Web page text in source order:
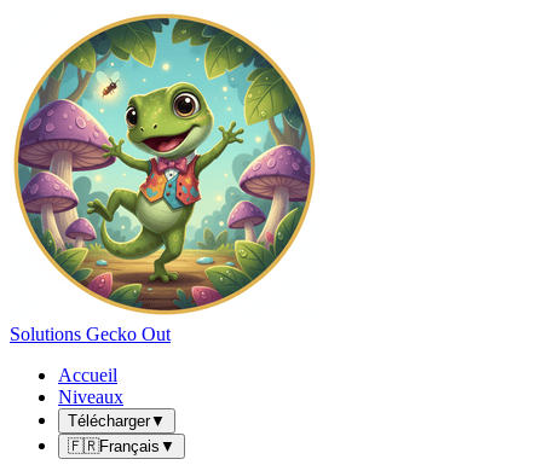
Solutions Gecko Out
Accueil
Niveaux
Télécharger▼
🇫🇷Français ▼